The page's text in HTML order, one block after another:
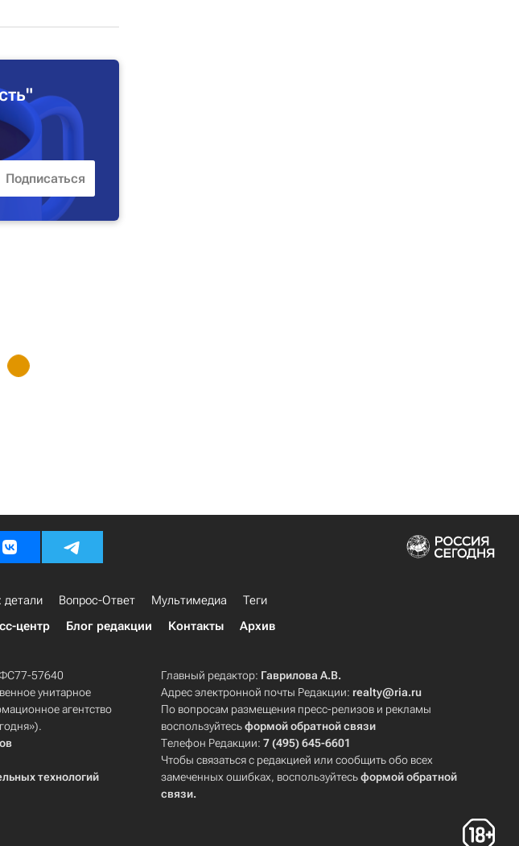
детали Вопрос-Ответ Мультимедиа
Теги
центр Блог редакции Контакты Архив
57640
унитарное
агентство
технологий
Главный редактор: Гаврилова А.В.
Адрес электронной почты Редакции: realty@ria.ru
По вопросам размещения пресс-релизов и рекламы
воспользуйтесьформой обратной связи
Телефон Редакции:7 (495) 645-6601
Чтобы связаться с редакцией или сообщить обо всех
замеченных ошибках, воспользуйтесьформой обратной
связи.